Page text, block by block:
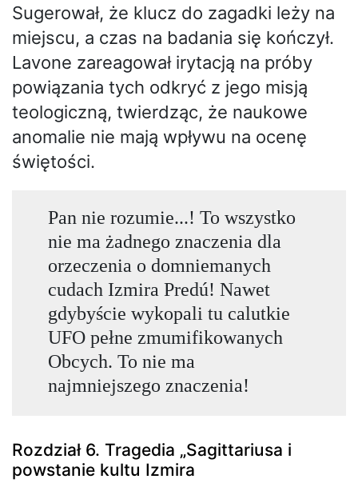
Sugerował, że klucz do zagadki leży na
miejscu, a czas na badania się kończył.
Lavone zareagował irytacją na próby
powiązania tych odkryć z jego misją
teologiczną, twierdząc, że naukowe
anomalie nie mają wpływu na ocenę
świętości.
Pan nie rozumie...! To wszystko
nie ma żadnego znaczenia dla
orzeczenia o domniemanych
cudach Izmira Predú! Nawet
gdybyście wykopali tu calutkie
UFO pełne zmumifikowanych
Obcych. To nie ma
najmniejszego znaczenia!
Rozdział 6. Tragedia „Sagittariusa i
powstanie kultu Izmira